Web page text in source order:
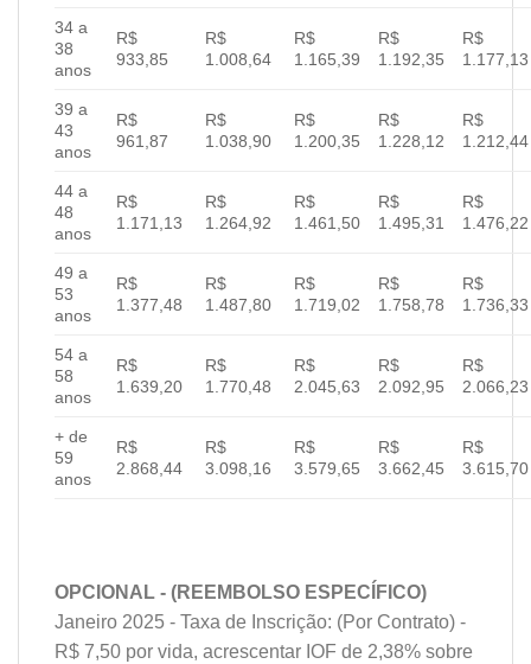
34 a
38
anos
R$
933,85
R$
1.008,64
R$
1.165,39
R$
1.192,35
R$
1.177,13
39 a
43
anos
R$
961,87
R$
1.038,90
R$
1.200,35
R$
1.228,12
R$
1.212,44
44 a
48
anos
R$
1.171,13
R$
1.264,92
R$
1.461,50
R$
1.495,31
R$
1.476,22
49 a
53
anos
R$
1.377,48
R$
1.487,80
R$
1.719,02
R$
1.758,78
R$
1.736,33
54 a
58
anos
R$
1.639,20
R$
1.770,48
R$
2.045,63
R$
2.092,95
R$
2.066,23
+ de
59
anos
R$
2.868,44
R$
3.098,16
R$
3.579,65
R$
3.662,45
R$
3.615,70
OPCIONAL - (REEMBOLSO ESPECÍFICO)
Janeiro 2025 - Taxa de Inscrição: (Por Contrato) -
R$ 7,50 por vida, acrescentar IOF de 2,38% sobre